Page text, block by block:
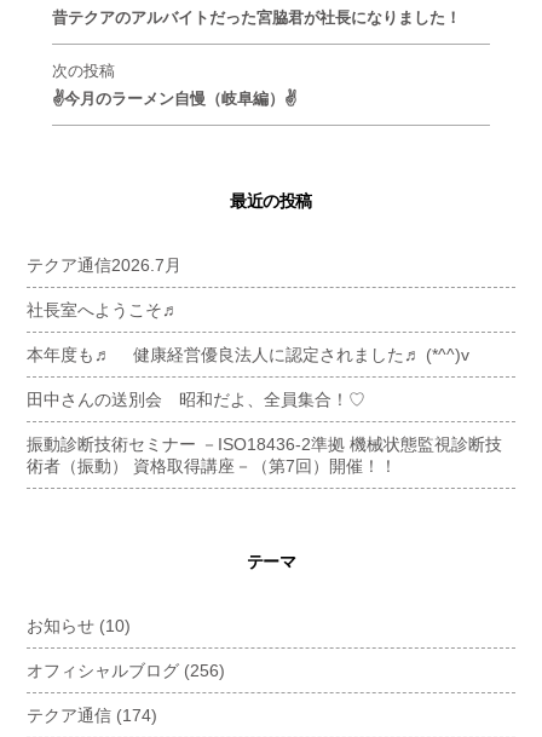
昔テクアのアルバイトだった宮脇君が社長になりました！
次の投稿
✌今月のラーメン自慢（岐阜編）✌
最近の投稿
テクア通信2026.7月
社長室へようこそ♬
本年度も♬ 健康経営優良法人に認定されました♬ (*^^)v
田中さんの送別会 昭和だよ、全員集合！♡
振動診断技術セミナー －ISO18436-2準拠 機械状態監視診断技
術者（振動） 資格取得講座－（第7回）開催！！
テーマ
お知らせ (10)
オフィシャルブログ (256)
テクア通信 (174)